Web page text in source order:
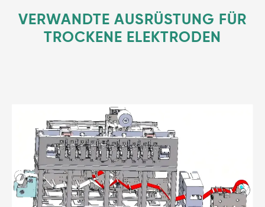
VERWANDTE AUSRÜSTUNG FÜR
TROCKENE ELEKTRODEN